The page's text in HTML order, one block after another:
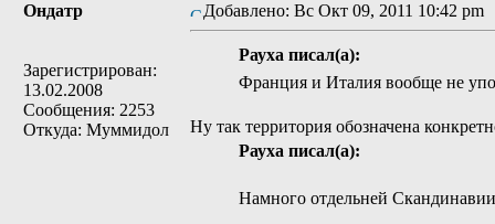
Ондатр
Зарегистрирован:
13.02.2008
Сообщения: 2253
Откуда: Муммидол
Добавлено: Вс Окт 09, 2011 10:42
Рауха писал(а):
Франция и Италия вообще не
Ну так территория обозначена
Рауха писал(а):
Намного отдельней